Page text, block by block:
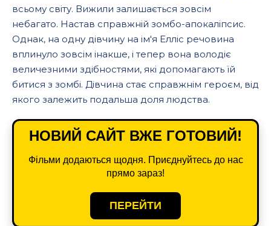
всьому світу. Вижили залишається зовсім
небагато. Настав справжній зомбо-апокаліпсис.
Однак, на одну дівчину на ім'я Елліс речовина
вплинуло зовсім інакше, і тепер вона володіє
величезними здібностями, які допомагають їй
битися з зомбі. Дівчина стає справжнім героєм, від
якого залежить подальша доля людства.
НОВИЙ САЙТ ВЖЕ ГОТОВИЙ!
Фільми додаються щодня. Приєднуйтесь до нас
прямо зараз!
ПЕРЕЙТИ